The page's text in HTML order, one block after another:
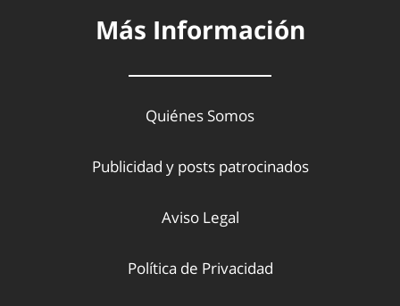
Más Información
Quiénes Somos
Publicidad y posts patrocinados
Aviso Legal
Política de Privacidad